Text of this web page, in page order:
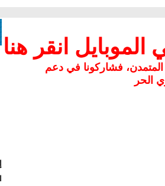
انقر هنا
المتمدن، فشاركونا في دعم
الحر